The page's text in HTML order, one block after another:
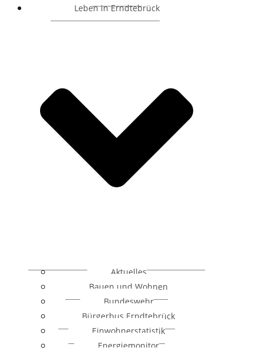
Leben in Erndtebrück
Aktuelles
Bauen und Wohnen
Bundeswehr
Bürgerbus Erndtebrück
Einwohnerstatistik
Energiemonitor